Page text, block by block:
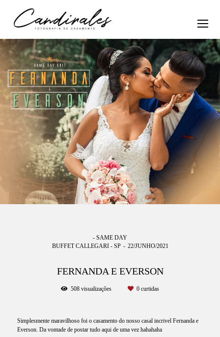
- SAME DAY
BUFFET CALLEGARI - SP
22/JUNHO/2021
FERNANDA E EVERSON
508 visualizações 0 curtidas
Simplesmente maravilhoso foi o casamento do nosso casal incrivel Fernanda e
Everson. Da vontade de postar tudo aqui de uma vez hahahaha